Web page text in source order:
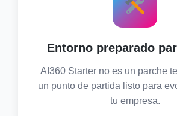
Entorno preparado
AI360 Starter no es un parche
un punto de partida listo para
tu empresa.